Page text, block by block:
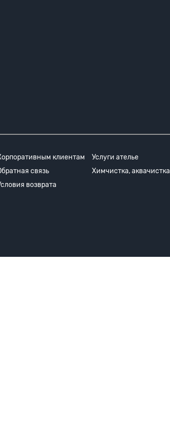
клиентам
Услуги ателье
связь
Химчистка, аквачистка
возврата